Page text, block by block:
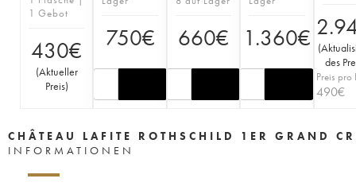
1 Gebot
430€
(Aktueller
Preis)
750€ 660€ 1.360€ (
des
Preis pro
490€
CHÂTEAU LAFITE ROTHSCHILD 1ER GRAND
INFORMATIONEN